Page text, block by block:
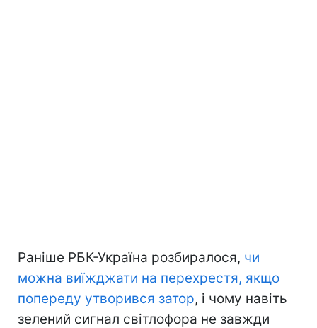
Раніше РБК-Україна розбиралося, чи
можна виїжджати на перехрестя, якщо
попереду утворився затор, і чому навіть
зелений сигнал світлофора не завжди